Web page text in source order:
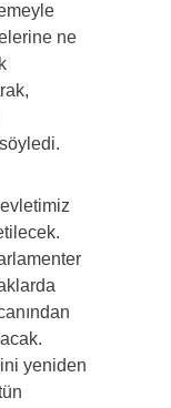
ne
yeniden